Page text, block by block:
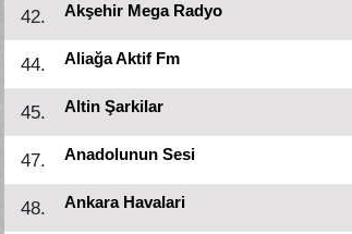
42. Akşehir Mega Radyo
44. Aliağa Aktif Fm
45. Altin Şarkilar
47. Anadolunun Sesi
48. Ankara Havalari